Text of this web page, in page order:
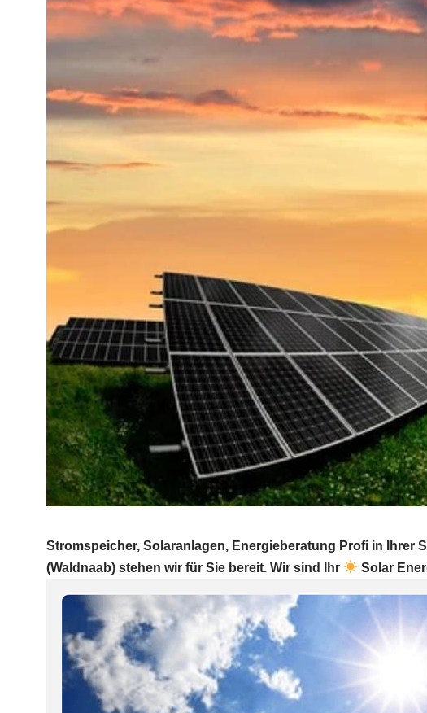
Stromspeicher, Solaranlagen, Energieberatung Profi in Ihrer
(Waldnaab) stehen wir für Sie bereit. Wir sind Ihr
Solar